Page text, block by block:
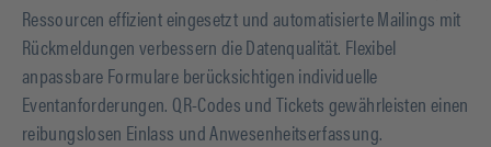
Ressourcen effizient eingesetzt und automatisierte Mailings mit
Rückmeldungen verbessern die Datenqualität. Flexibel
anpassbare Formulare berücksichtigen individuelle
Eventanforderungen. QR-Codes und Tickets gewährleisten einen
reibungslosen Einlass und Anwesenheitserfassung.